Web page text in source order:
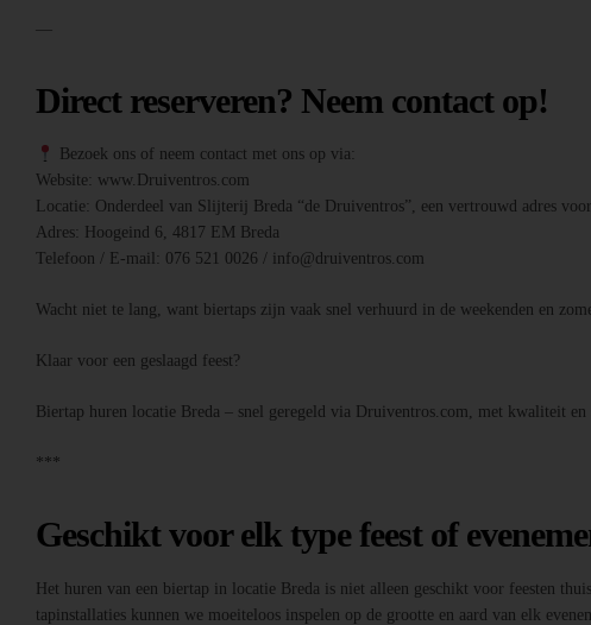
—
Direct reserveren? Neem contact op!
Bezoek ons of neem contact met ons op via:
Website: www.Druiventros.com
Locatie: Onderdeel van Slijterij Breda “de Druiventros”, een vertrouwd adres
Adres: Hoogeind 6, 4817 EM Breda
Telefoon / E-mail: 076 521 0026 / info@druiventros.com
Wacht niet te lang, want biertaps zijn vaak snel verhuurd in de weekenden en
Klaar voor een geslaagd feest?
Biertap huren locatie Breda – snel geregeld via Druiventros.com, met kwaliteit
***
Geschikt voor elk type feest of
Het huren van een biertap in locatie Breda is niet alleen geschikt voor feesten
tapinstallaties kunnen we moeiteloos inspelen op de grootte en aard van elk